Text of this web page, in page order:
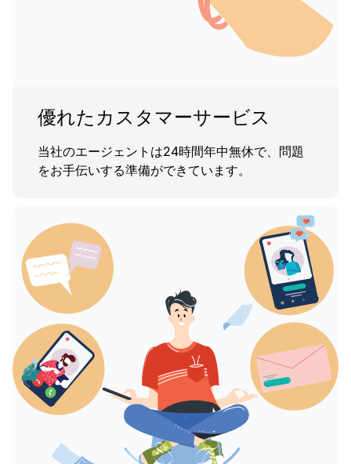
優れたカスタマーサービス
当社のエージェントは24時間年中無休で、問題
をお手伝いする準備ができています。